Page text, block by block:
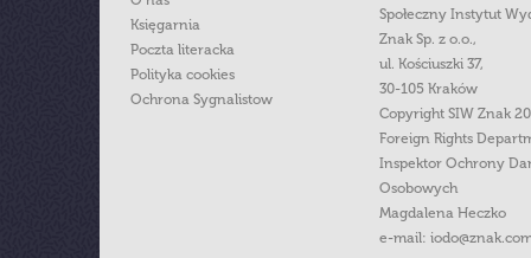
Księgarnia
Poczta literacka
Polityka cookies
Ochrona Sygnalistow
Społeczny Instytut
Znak Sp. z o.o.,
ul. Kościuszki 37,
30-105 Kraków
Copyright SIW Znak
Foreign Rights
Inspektor Ochrony
Osobowych
Magdalena Heczko
e-mail: